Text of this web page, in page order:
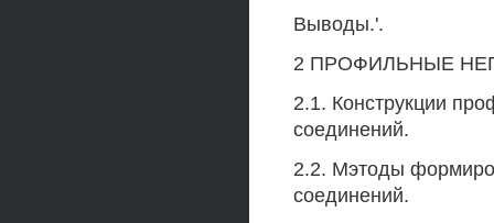
Выводы.'.
2 ПРОФИЛЬНЫЕ
2.1. Конструкции
соединений.
2.2. Мэтоды
соединений.